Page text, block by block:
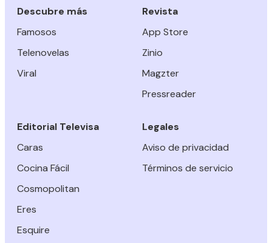
Descubre más
Famosos
Telenovelas
Viral
Revista
App Store
Zinio
Magzter
Pressreader
Editorial Televisa
Caras
Cocina Fácil
Cosmopolitan
Eres
Esquire
Legales
Aviso de privacidad
Términos de servicio